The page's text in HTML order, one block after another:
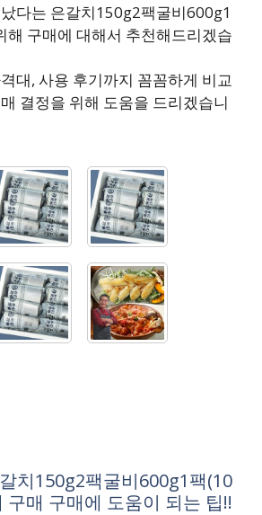
다는 은갈치150g2팩굴비600g1
해 구매에 대해서 추천해드리겠습
대, 사용 후기까지 꼼꼼하게 비교
결정을 위해 도움을 드리겠습니
치150g2팩굴비600g1팩(10
구매 구매에 도움이 되는 팁!!